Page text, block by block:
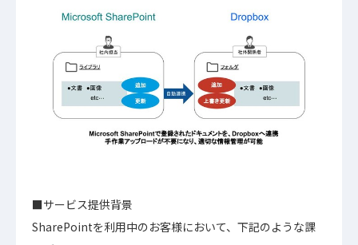
■サービス提供背景
SharePointを利用中のお客様において、下記のような課